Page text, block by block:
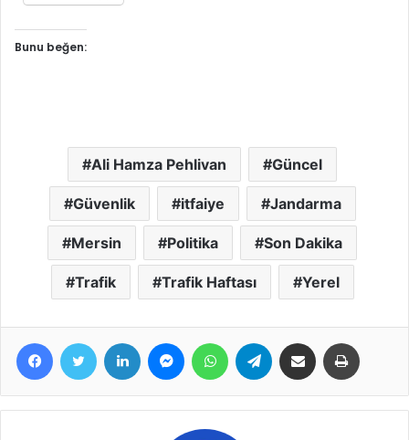
Bunu beğen:
Ali Hamza Pehlivan Güncel
Güvenlik itfaiye Jandarma
Mersin Politika Son Dakika
Trafik Trafik Haftası Yerel
FacebookTwitter LinkedIn MessengerWhatsAppTelegram E-Posta ile paylaş